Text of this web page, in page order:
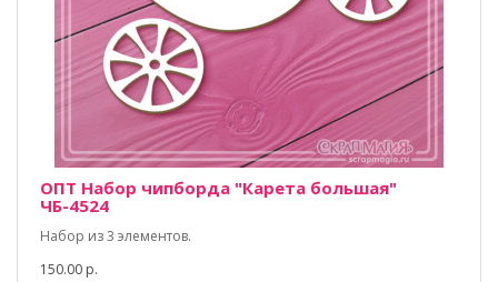
ОПТ Набор чипборда "Карета большая"
ЧБ-4524
Набор из 3 элементов.
150.00 р.